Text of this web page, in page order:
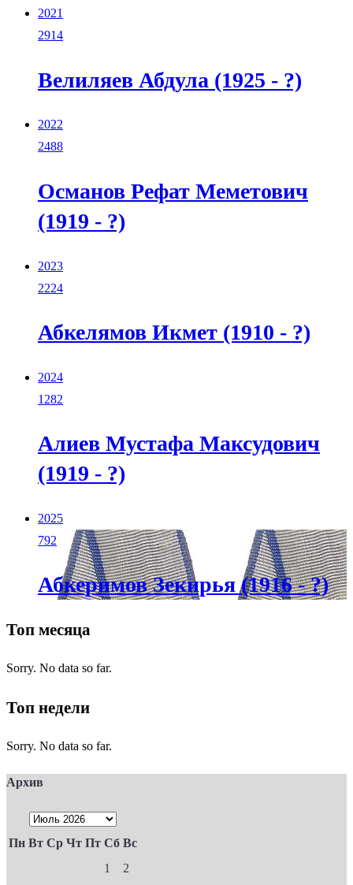
2021
2914
Велиляев Абдула (1925 - ?)
2022
2488
Османов Рефат Меметович
(1919 - ?)
2023
2224
Абкелямов Икмет (1910 - ?)
2024
1282
Алиев Мустафа Максудович
(1919 - ?)
2025
792
Абкеримов Зекирья (1916 - ?)
Топ месяца
Sorry. No data so far.
Топ недели
Sorry. No data so far.
Архив
Пн Вт Ср Чт Пт Сб Вс
1
2